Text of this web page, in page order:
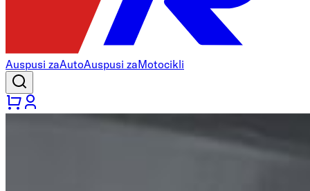
Auspusi zaAutoAuspusi zaMotocikli